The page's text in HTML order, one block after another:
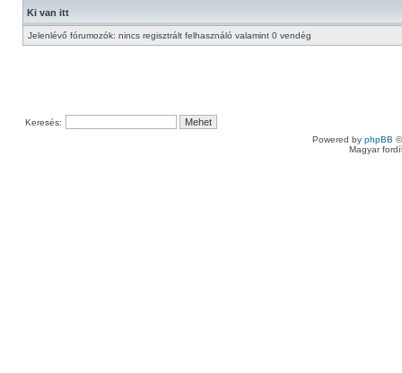
Ki van itt
Jelenlévő fórumozók: nincs regisztrált felhasználó valamint 0 vendég
Keresés:
Powered by phpBB
Magyar